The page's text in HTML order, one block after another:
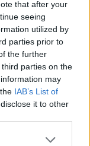
that after your
seeing
utilized by
parties prior to
the further
parties on the
may
IAB’s List of
it to other
ért a
a
sajtó,